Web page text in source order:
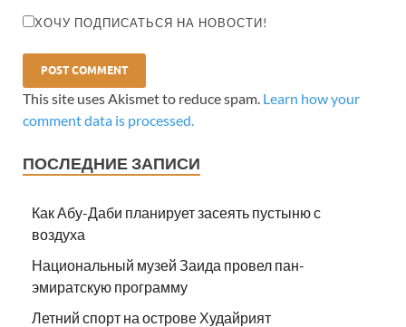
ХОЧУ ПОДПИСАТЬСЯ НА НОВОСТИ!
This site uses Akismet to reduce spam. Learn how your
comment data is processed.
ПОСЛЕДНИЕ ЗАПИСИ
Как Абу-Даби планирует засеять пустыню с
воздуха
Национальный музей Заида провел пан-
эмиратскую программу
Летний спорт на острове Худайрият